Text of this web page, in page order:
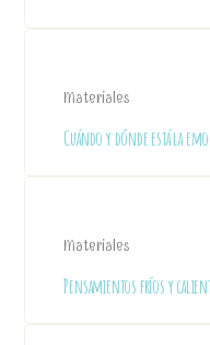
Materiales
Cuándo y dónde está la
Materiales
Pensamientos fríos y